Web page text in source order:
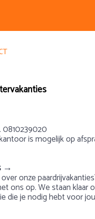
0810239020
is mogelijk op
→
onze
ons op. We staan klaar
die je nodig hebt voor